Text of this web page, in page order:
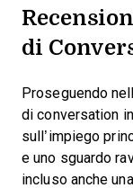
di
Proseguendo
di conversation
sull’impiego
e uno sguardo
incluso anche